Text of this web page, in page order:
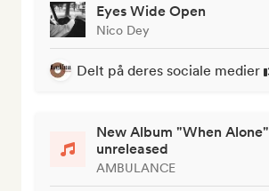
Eyes Wide Open
Nico Dey
Delt på deres sociale medier
New Album "When Alone"
unreleased
AMBULANCE